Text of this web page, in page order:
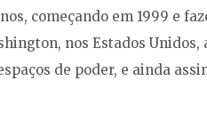
começando em 1999 e
nos Estados
de poder, e ainda